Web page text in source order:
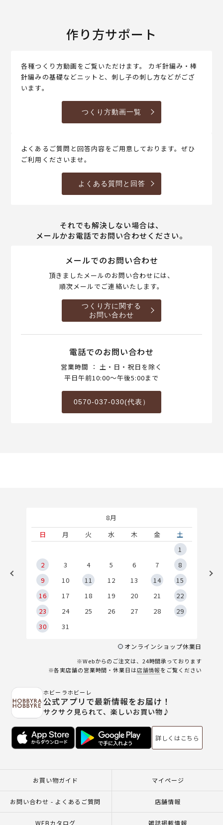
作り方サポート
各種つくり方動画をご覧いただけます。 カギ針編み・棒
針編みの基礎などニットと、刺し子の刺し方などがござ
います。
つくり方動画一覧
よくあるご質問と回答内容をご用意しております。ぜひ
ご利用くださいませ。
よくある質問と回答
それでも解決しない場合は、
メールかお電話でお問い合わせください。
メールでのお問い合わせ
頂きましたメールのお問い合わせには、
順次メールでご連絡いたします。
つくり方に関する
お問い合わせ
電話でのお問い合わせ
営業時間 ： 土・日・祝日を除く
平日午前10:00～午後5:00まで
0570-037-030(代表）
8月
日
月 火 水 木 金
土
1
2
3 4 5 6 7
8
9
10 11 12 13 14
15
16
17 18 19 20 21
22
23
24 25 26 27 28
29
30
31
オンラインショップ休業日
※Webからのご注文は、24時間承っております
※各実店舗の営業時間・休業日は店舗情報をご覧ください
ホビーラホビーレ
公式アプリで最新情報をお届け！
サクサク見られて、楽しいお買い物♪
詳しくはこちら
お買い物ガイド マイページ
お問い合わせ - よくあるご質問 店舗情報
WEBカタログ 雑誌掲載情報